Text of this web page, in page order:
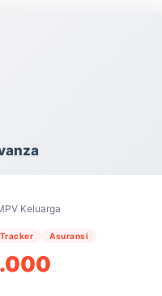
Keluarga
Tracker Asuransi